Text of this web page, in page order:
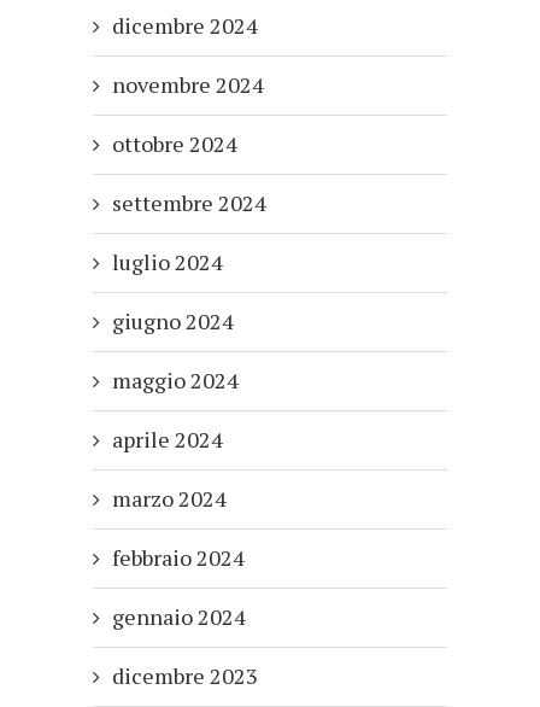
dicembre 2024
novembre 2024
ottobre 2024
settembre 2024
luglio 2024
giugno 2024
maggio 2024
aprile 2024
marzo 2024
febbraio 2024
gennaio 2024
dicembre 2023